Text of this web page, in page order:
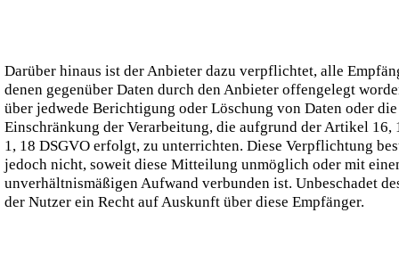
Darüber hinaus ist der Anbieter dazu verpflichtet, alle
denen gegenüber Daten durch den Anbieter offengelegt
über jedwede Berichtigung oder Löschung von Daten oder die
Einschränkung der Verarbeitung, die aufgrund der Artikel 16,
1, 18 DSGVO erfolgt, zu unterrichten. Diese Verpflichtung
jedoch nicht, soweit diese Mitteilung unmöglich oder mit
unverhältnismäßigen Aufwand verbunden ist. Unbeschadet
der Nutzer ein Recht auf Auskunft über diese Empfänger.